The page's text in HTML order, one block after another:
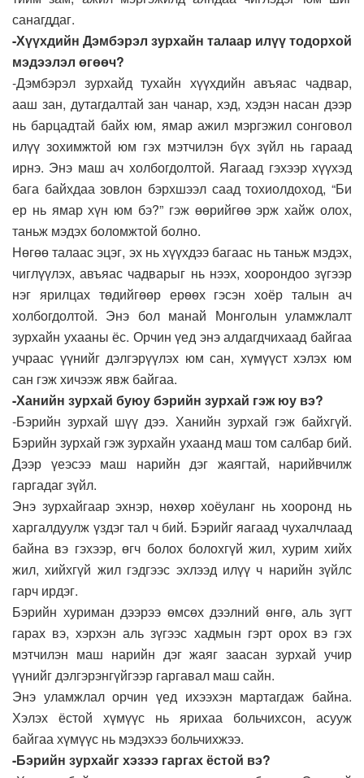
санагддаг.
-Хүүхдийн Дэмбэрэл зурхайн талаар илүү тодорхой
мэдээлэл өгөөч?
-Дэмбэрэл зурхайд тухайн хүүхдийн авъяас чадвар,
ааш зан, дутагдалтай зан чанар, хэд, хэдэн насан дээр
нь барцадтай байх юм, ямар ажил мэргэжил сонговол
илүү зохимжтой юм гэх мэтчилэн бүх зүйл нь гараад
ирнэ. Энэ маш ач холбогдолтой. Яагаад гэхээр хүүхэд
бага байхдаа зовлон бэрхшээл саад тохиолдоход, “Би
ер нь ямар хүн юм бэ?” гэж өөрийгөө эрж хайж олох,
таньж мэдэх боломжтой болно.
Нөгөө талаас эцэг, эх нь хүүхдээ багаас нь таньж мэдэх,
чиглүүлэх, авъяас чадварыг нь нээх, хоорондоо зүгээр
нэг ярилцах төдийгөөр ерөөх гэсэн хоёр талын ач
холбогдолтой. Энэ бол манай Монголын уламжлалт
зурхайн ухааны ёс. Орчин үед энэ алдагдчихаад байгаа
учраас үүнийг дэлгэрүүлэх юм сан, хүмүүст хэлэх юм
сан гэж хичээж явж байгаа.
-Ханийн зурхай буюу бэрийн зурхай гэж юу вэ?
-Бэрийн зурхай шүү дээ. Ханийн зурхай гэж байхгүй.
Бэрийн зурхай гэж зурхайн ухаанд маш том салбар бий.
Дээр үеэсээ маш нарийн дэг жаягтай, нарийвчилж
гаргадаг зүйл.
Энэ зурхайгаар эхнэр, нөхөр хоёуланг нь хооронд нь
харгалдуулж үздэг тал ч бий. Бэрийг яагаад чухалчлаад
байна вэ гэхээр, өгч болох болохгүй жил, хурим хийх
жил, хийхгүй жил гэдгээс эхлээд илүү ч нарийн зүйлс
гарч ирдэг.
Бэрийн хуриман дээрээ өмсөх дээлний өнгө, аль зүгт
гарах вэ, хэрхэн аль зүгээс хадмын гэрт орох вэ гэх
мэтчилэн маш нарийн дэг жаяг заасан зурхай учир
үүнийг дэлгэрэнгүйгээр гаргавал маш сайн.
Энэ уламжлал орчин үед ихээхэн мартагдаж байна.
Хэлэх ёстой хүмүүс нь ярихаа больчихсон, асууж
байгаа хүмүүс нь мэдэхээ больчихжээ.
-Бэрийн зурхайг хэзээ гаргах ёстой вэ?